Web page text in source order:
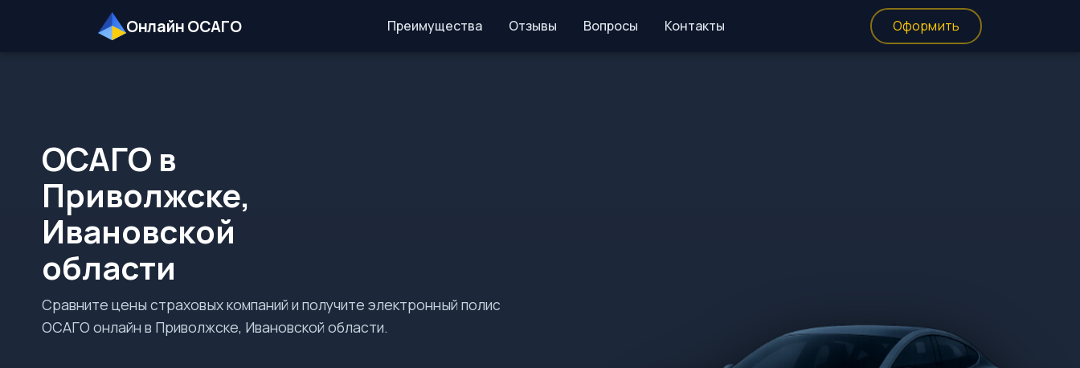
Онлайн ОСАГО Преимущества Отзывы Вопросы Контакты Оформить
ОСАГО в
Приволжске,
Ивановской
области
Сравните цены страховых компаний и получите электронный полис
ОСАГО онлайн в Приволжске, Ивановской области.